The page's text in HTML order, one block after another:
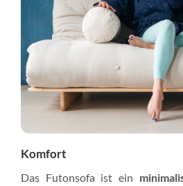
Komfort
Das Futonsofa ist ein